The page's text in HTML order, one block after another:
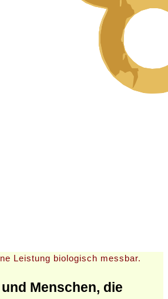
Leistung biologisch messbar.
Menschen, die